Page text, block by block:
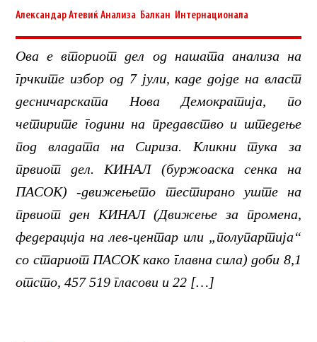
Александар Атевиќ Анализа Балкан Интернационала
Ова е вториот дел од нашата анализа на
грчките избор од 7 јули, каде дојде на власт
десничарската Нова Демократија, по
четирите години на предавство и штедење
под владата на Сириза. Кликни тука за
првиот дел. КИНАЛ (буржоаска сенка на
ПАСОК) -движењето тестирано уште на
првиот ден КИНАЛ (Движење за промена,
федерација на лев-центар или „полупартија“
со стариот ПАСОК како главна сила) доби 8,1
отсто, 457 519 гласови и 22 […]